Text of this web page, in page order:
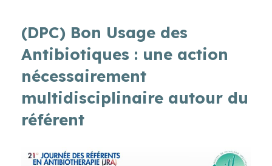
(DPC) Bon Usage des
Antibiotiques : une action
nécessairement
multidisciplinaire autour du
référent